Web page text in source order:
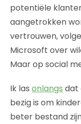
potentiële
aangetrokken
vertrouwen,
Microsoft over
Maar op social
Ik las onlangs dat
bezig is om
beter bestand